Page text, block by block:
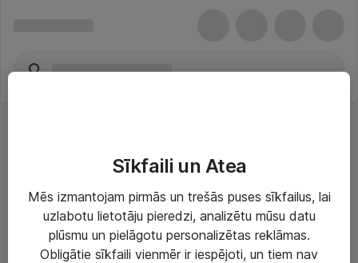
Risinājumi & Pakalpojumi
IT serviss un atbalsts
Sīkfaili un Atea
Mēs izmantojam pirmās un trešās puses sīkfailus, lai
uzlabotu lietotāju pieredzi, analizētu mūsu datu
plūsmu un pielāgotu personalizētas reklāmas.
Obligātie sīkfaili vienmēr ir iespējoti, un tiem nav